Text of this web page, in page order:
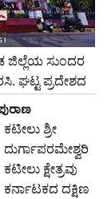
ಜಿಲ್ಲೆಯ ಸುಂದರ
ಘಟ್ಟ ಪ್ರದೇಶದ
ಕಟೀಲು ಶ್ರೀ
ದುರ್ಗಾಪರಮೇಶ್ವರಿ
ಕಟೀಲು ಕ್ಷೇತ್ರವು
ಕರ್ನಾಟಕದ ದಕ್ಷಿಣ